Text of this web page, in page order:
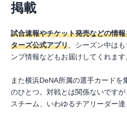
掲載
試合速報やチケット発売などの情
ターズ公式アプリ。シーズン中は
ンプ情報などもお届けしてくれます
また横浜DeNA所属の選手カードを
のひとつ。対戦とは関係ないです
スチーム、いわゆるチアリーダー